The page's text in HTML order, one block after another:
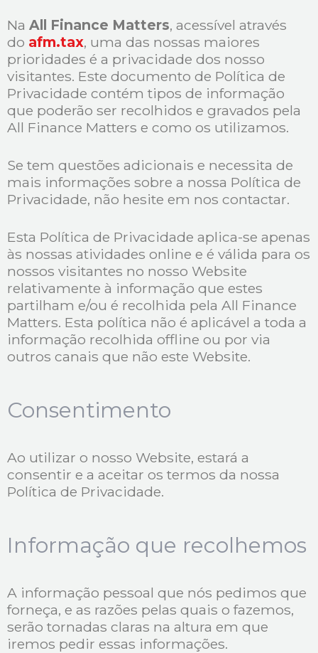
Na All Finance Matters, acessível através
do afm.tax, uma das nossas maiores
prioridades é a privacidade dos nosso
visitantes. Este documento de Política de
Privacidade contém tipos de informação
que poderão ser recolhidos e gravados pela
All Finance Matters e como os utilizamos.
Se tem questões adicionais e necessita de
mais informações sobre a nossa Política de
Privacidade, não hesite em nos contactar.
Esta Política de Privacidade aplica-se apenas
às nossas atividades online e é válida para os
nossos visitantes no nosso Website
relativamente à informação que estes
partilham e/ou é recolhida pela All Finance
Matters. Esta política não é aplicável a toda a
informação recolhida offline ou por via
outros canais que não este Website.
Consentimento
Ao utilizar o nosso Website, estará a
consentir e a aceitar os termos da nossa
Política de Privacidade.
Informação que recolhemos
A informação pessoal que nós pedimos que
forneça, e as razões pelas quais o fazemos,
serão tornadas claras na altura em que
iremos pedir essas informações.